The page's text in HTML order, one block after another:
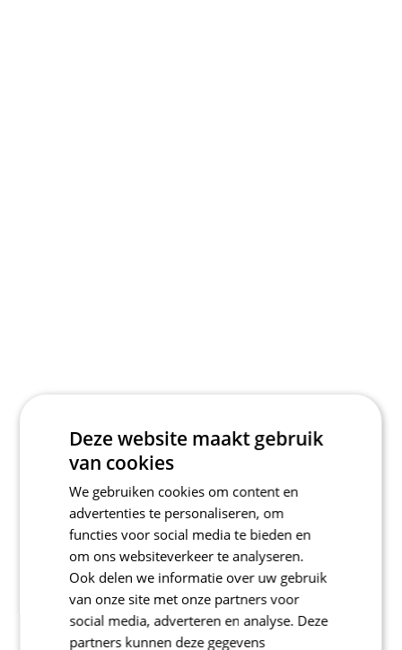
Deze website maakt gebruik
van cookies
We gebruiken cookies om content en
advertenties te personaliseren, om
functies voor social media te bieden en
om ons websiteverkeer te analyseren.
Ook delen we informatie over uw gebruik
van onze site met onze partners voor
social media, adverteren en analyse. Deze
partners kunnen deze gegevens